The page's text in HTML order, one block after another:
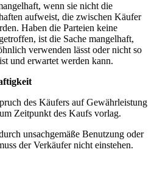
wenn sie nicht die
aufweist, die zwischen Käufer
Haben die Parteien keine
ist die Sache mangelhaft,
verwenden lässt oder nicht so
und erwartet werden kann.
des Käufers auf Gewährleistung
Zeitpunkt des Kaufs vorlag.
unsachgemäße Benutzung oder
der Verkäufer nicht einstehen.